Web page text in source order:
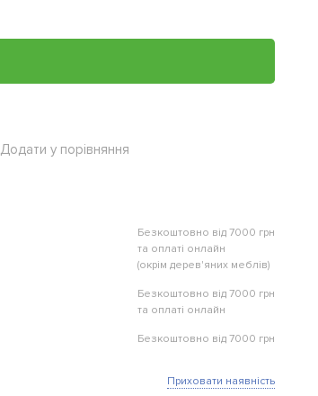
Додати у порівняння
Безкоштовно від 7000 грн
та оплаті онлайн
(окрім дерев'яних меблів)
Безкоштовно від 7000 грн
та оплаті онлайн
Безкоштовно від 7000 грн
Приховати наявність